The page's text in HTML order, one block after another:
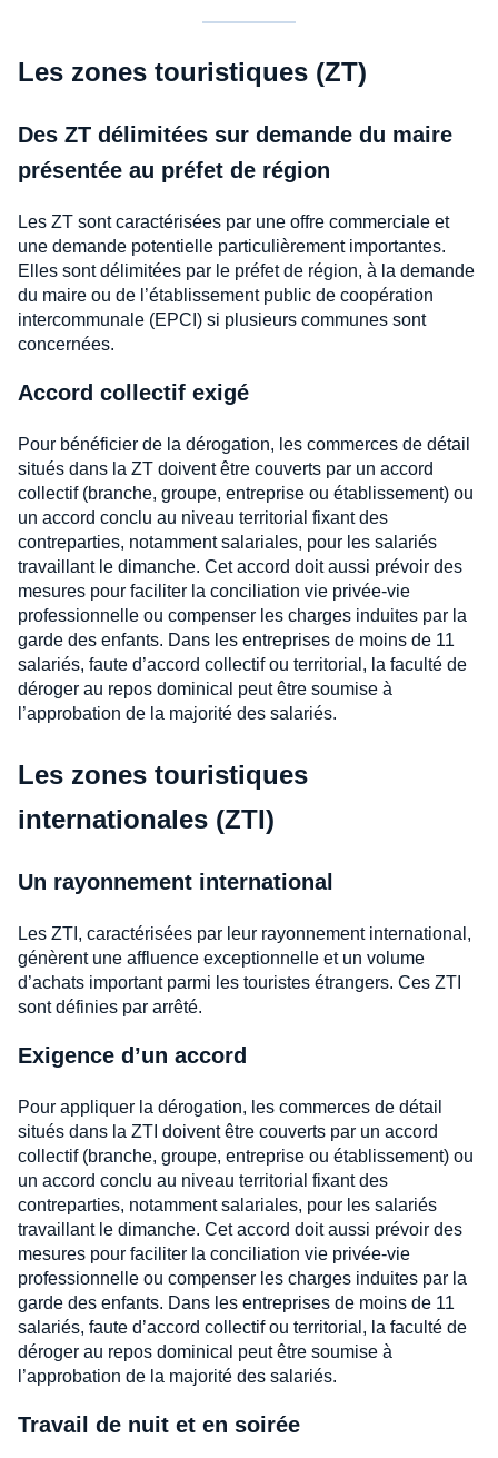
Les zones touristiques (ZT)
Des ZT délimitées sur demande du maire
présentée au préfet de région
Les ZT sont caractérisées par une offre commerciale et
une demande potentielle particulièrement importantes.
Elles sont délimitées par le préfet de région, à la demande
du maire ou de l’établissement public de coopération
intercommunale (EPCI) si plusieurs communes sont
concernées.
Accord collectif exigé
Pour bénéficier de la dérogation, les commerces de détail
situés dans la ZT doivent être couverts par un accord
collectif (branche, groupe, entreprise ou établissement) ou
un accord conclu au niveau territorial fixant des
contreparties, notamment salariales, pour les salariés
travaillant le dimanche. Cet accord doit aussi prévoir des
mesures pour faciliter la conciliation vie privée-vie
professionnelle ou compenser les charges induites par la
garde des enfants. Dans les entreprises de moins de 11
salariés, faute d’accord collectif ou territorial, la faculté de
déroger au repos dominical peut être soumise à
l’approbation de la majorité des salariés.
Les zones touristiques
internationales (ZTI)
Un rayonnement international
Les ZTI, caractérisées par leur rayonnement international,
génèrent une affluence exceptionnelle et un volume
d’achats important parmi les touristes étrangers. Ces ZTI
sont définies par arrêté.
Exigence d’un accord
Pour appliquer la dérogation, les commerces de détail
situés dans la ZTI doivent être couverts par un accord
collectif (branche, groupe, entreprise ou établissement) ou
un accord conclu au niveau territorial fixant des
contreparties, notamment salariales, pour les salariés
travaillant le dimanche. Cet accord doit aussi prévoir des
mesures pour faciliter la conciliation vie privée-vie
professionnelle ou compenser les charges induites par la
garde des enfants. Dans les entreprises de moins de 11
salariés, faute d’accord collectif ou territorial, la faculté de
déroger au repos dominical peut être soumise à
l’approbation de la majorité des salariés.
Travail de nuit et en soirée